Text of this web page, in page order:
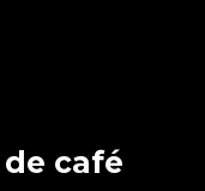
de café